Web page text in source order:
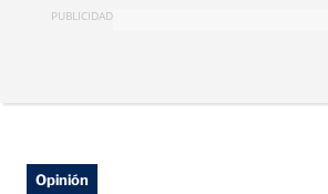
PUBLICIDAD
Opinión